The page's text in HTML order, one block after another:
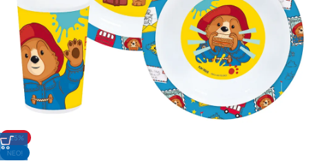
-25%
NΕΟ!